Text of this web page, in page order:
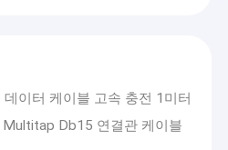
이터 케이블 고속 충전 1미터
Db15 연결관 케이블
시장을 장악하고 있으며, 유럽, 미국
수출되며 고객의 호평을 받고 있습
매우 엄격하며 자동 고급 장비, 성
스템, 높은 생산 효율성, 전문 팀 및
한 지속적인 노력으로 당사는